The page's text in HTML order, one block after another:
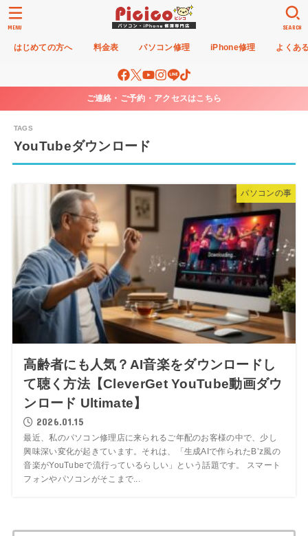
はじめての方へ 料金表 パソコン修理 iPhone修理 よくあ
SEARCH
MENU
ご連絡・ご予約・アクセスはこちら
YouTubeダウンロード
パソコンの事
高齢者にも人気？AI音楽をダウンロードし
て聴く方法【CleverGet YouTube動画ダウ
ンロード Ultimate】
2026.01.15
最近、私のパソコン修理店に来られるご年配のお客様の中で、少し
興味深い変化が起きています。それは、「生成AIで作られたB’z風の
音楽がYouTubeで流行っているらしい」という話題です。 スマート
フォンやパソコンがそこまで...